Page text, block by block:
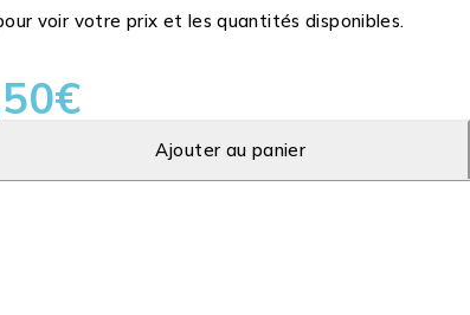
voir votre prix et les quantités disponibles.
€
Ajouter au panier